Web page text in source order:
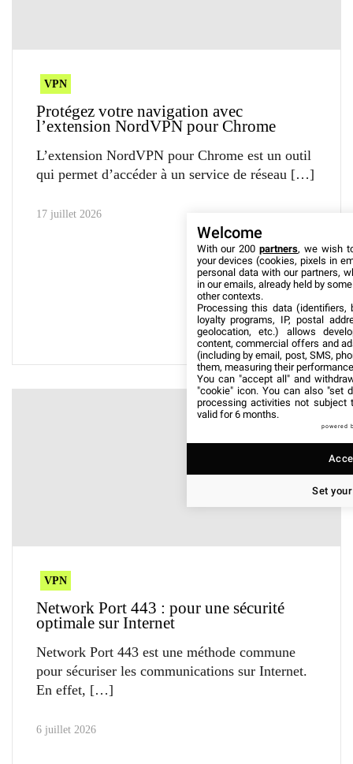
VPN
Protégez votre navigation avec
l’extension NordVPN pour Chrome
L’extension NordVPN pour Chrome est un outil
qui permet d’accéder à un service de réseau
17 juillet 2026
VPN
Network Port 443 : pour une sécurité
optimale sur Internet
Network Port 443 est une méthode commune
pour sécuriser les communications sur Internet.
En effet,
6 juillet 2026
Welcome
With our 200partners, we wish
your devices (cookies, pixels in
personal data with our partners,
in our emails, already held by
other contexts.
Processing this data (identifiers,
loyalty programs, IP, postal
geolocation, etc.) allows
content, commercial offers and
(including by email, post, SMS,
them, measuring their
You can "accept all" and
"cookie" icon. You can also "set
processing activities not subject
valid for 6 months.
powered
Set